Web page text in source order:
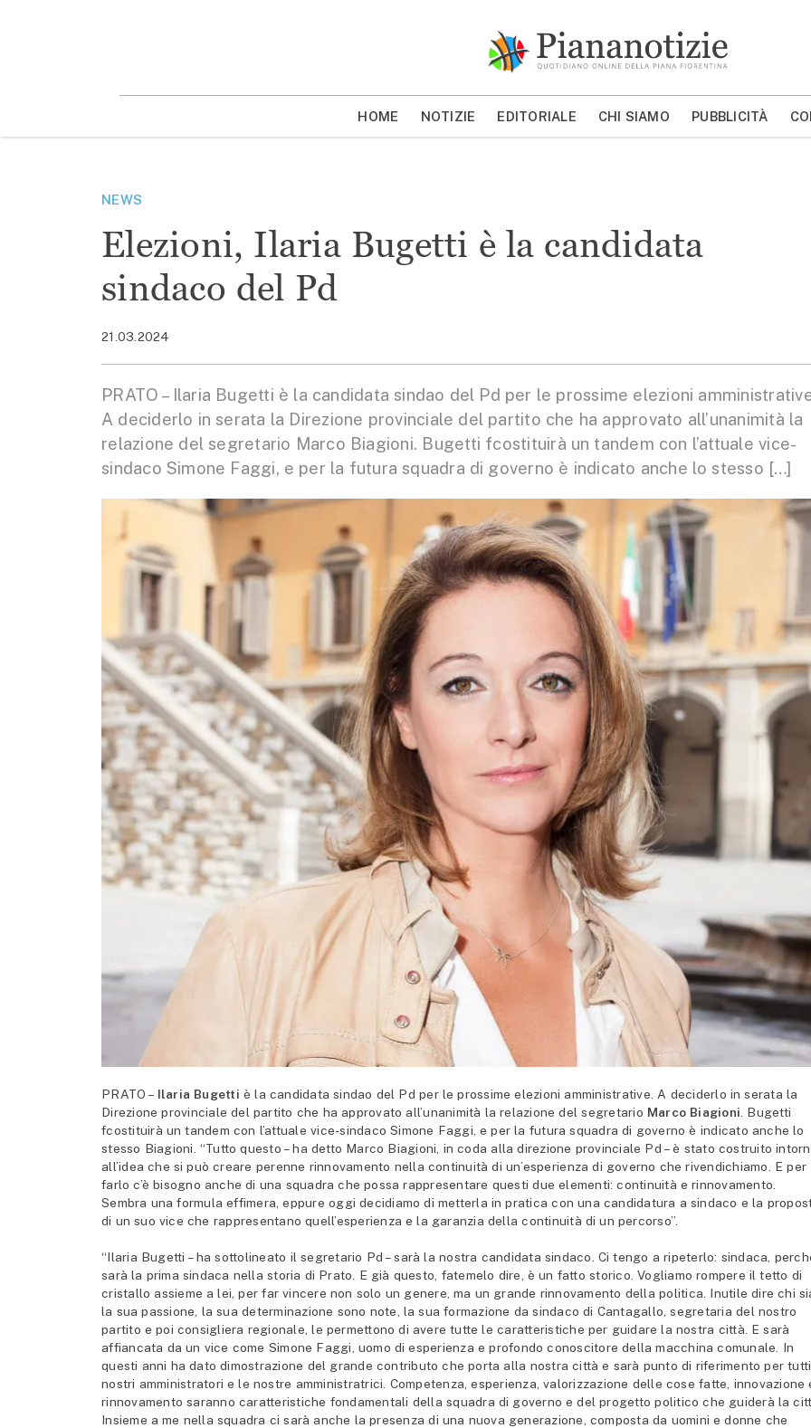
MOSTRA/NASCONDI CERCA
HOME NOTIZIE EDITORIALE CHI SIAMO PUBBLICITÀ
NEWS
Elezioni, Ilaria Bugetti è la candidata
sindaco del Pd
21.03.2024
PRATO – Ilaria Bugetti è la candidata sindao del Pd per le prossime elezioni
A deciderlo in serata la Direzione provinciale del partito che ha approvato all’unanimità la
relazione del segretario Marco Biagioni. Bugetti fcostituirà un tandem con l’attuale vice-
sindaco Simone Faggi, e per la futura squadra di governo è indicato anche lo stesso […]
PRATO – Ilaria Bugetti è la candidata sindao del Pd per le prossime elezioni amministrative. A deciderlo in serata la
Direzione provinciale del partito che ha approvato all’unanimità la relazione del segretario Marco Biagioni . Bugetti
fcostituirà un tandem con l’attuale vice-sindaco Simone Faggi, e per la futura squadra di governo è indicato anche lo
stesso Biagioni. “Tutto questo – ha detto Marco Biagioni, in coda alla direzione provinciale Pd – è stato costruito
all’idea che si può creare perenne rinnovamento nella continuità di un’esperienza di governo che rivendichiamo. E per
farlo c’è bisogno anche di una squadra che possa rappresentare questi due elementi: continuità e rinnovamento.
Sembra una formula effimera, eppure oggi decidiamo di metterla in pratica con una candidatura a sindaco e la
di un suo vice che rappresentano quell’esperienza e la garanzia della continuità di un percorso”.
“Ilaria Bugetti – ha sottolineato il segretario Pd – sarà la nostra candidata sindaco. Ci tengo a ripeterlo: sindaca,
sarà la prima sindaca nella storia di Prato. E già questo, fatemelo dire, è un fatto storico. Vogliamo rompere il tetto di
cristallo assieme a lei, per far vincere non solo un genere, ma un grande rinnovamento della politica. Inutile dire chi
la sua passione, la sua determinazione sono note, la sua formazione da sindaco di Cantagallo, segretaria del nostro
partito e poi consigliera regionale, le permettono di avere tutte le caratteristiche per guidare la nostra città. E sarà
affiancata da un vice come Simone Faggi, uomo di esperienza e profondo conoscitore della macchina comunale. In
questi anni ha dato dimostrazione del grande contributo che porta alla nostra città e sarà punto di riferimento per
nostri amministratori e le nostre amministratrici. Competenza, esperienza, valorizzazione delle cose fatte, innovazione
rinnovamento saranno caratteristiche fondamentali della squadra di governo e del progetto politico che guiderà la
Insieme a me nella squadra ci sarà anche la presenza di una nuova generazione, composta da uomini e donne che